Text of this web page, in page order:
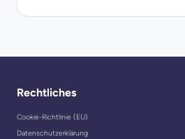
Rechtliches
Cookie-Richtlinie (EU)
Datenschutzerklärung